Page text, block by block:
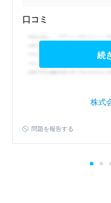
公開日：2025年
口コミ
続
株式
問題を報告する